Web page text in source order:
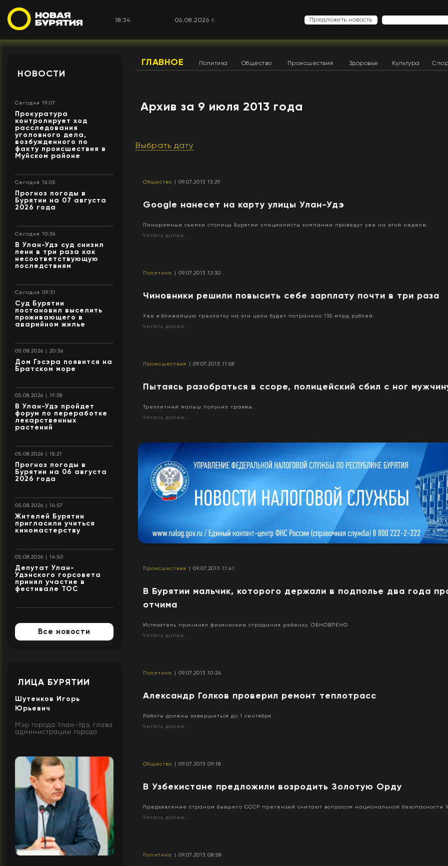
18:34 06.08.2026 г. Предложить новость
НОВОСТИ
Сегодня 19:07
Прокуратура
контролирует ход
расследования
уголовного дела,
возбужденного по
факту происшествия в
Муйском районе
Сегодня 16:05
Прогноз погоды в
Бурятии на 07 августа
2026 года
Сегодня 10:36
В Улан-Удэ суд снизил
пени в три раза как
несоответствующую
последствиям
Сегодня 09:31
Суд Бурятии
постановил выселить
проживающего в
аварийном жилье
05.08.2026 | 20:36
Дом Гэсэра появится на
Братском море
05.08.2026 | 19:38
В Улан-Удэ пройдет
форум по переработке
лекарственных
растений
05.08.2026 | 15:21
Прогноз погоды в
Бурятии на 06 августа
2026 года
05.08.2026 | 14:57
Жителей Бурятии
пригласили учиться
киномастерству
05.08.2026 | 14:50
Депутат Улан-
Удэнского горсовета
принял участие в
фестивале ТОС
Все новости
ЛИЦА БУРЯТИИ
Шутенков Игорь
Юрьевич
Мэр города Улан-Удэ, глава
администрации города
ГЛАВНОЕ Политика Общество Происшествия Здоровье Культура
Архив за 9 июля 2013 года
Выбрать дату
Общество | 09.07.2013 13:29
Google нанесет на карту улицы Улан-Удэ
Панорамные съемки столицы Бурятии специалисты компании проведут уже на этой неделе.
Читать далее...
Политика | 09.07.2013 12:30
Чиновники решили повысить себе зарплату почти в три раза
Уже в ближайшую трехлетку на эти цели будет потрачено 135 млрд рублей.
Читать далее...
Происшествия | 09.07.2013 11:58
Пытаясь разобраться в ссоре, полицейский сбил с ног
Трехлетний малыш получил травмы.
Читать далее...
Происшествия | 09.07.2013 11:41
В Бурятии мальчик, которого держали в подполье два года
отчима
Истязатель причинял физические страдания ребенку. ОБНОВЛЕНО
Читать далее...
Политика | 09.07.2013 10:24
Александр Голков проверил ремонт теплотрасс
Работы должны завершиться до 1 сентября.
Читать далее...
Общество | 09.07.2013 09:18
В Узбекистане предложили возродить Золотую Орду
Предъявление странам бывшего СССР претензий считают вопросом национальной безопасности
Читать далее...
Политика | 09.07.2013 08:58